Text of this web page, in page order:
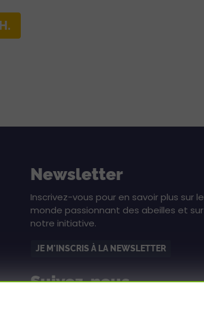
Newsletter
Inscrivez-vous pour en savoir plus sur le
monde passionnant des abeilles et sur
notre initiative.
JE M'INSCRIS À LA NEWSLETTER
Suivez-nous